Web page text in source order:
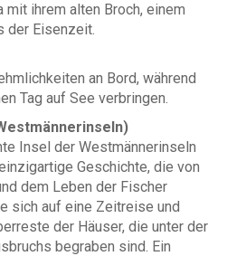
ihrem alten Broch, einem
der Eisenzeit.
an Bord, während
Tag auf See verbringen.
Insel der Westmännerinseln
Geschichte, die von
dem Leben der Fischer
sich auf eine Zeitreise und
der Häuser, die unter der
begraben sind. Ein